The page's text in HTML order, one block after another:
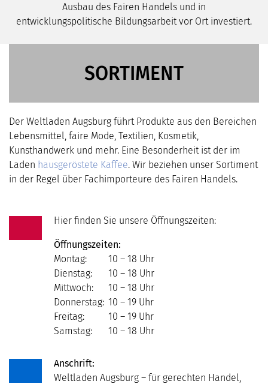
Ausbau des Fairen Handels und in
entwicklungspolitische Bildungsarbeit vor Ort investiert.
SORTIMENT
Der Weltladen Augsburg führt Produkte aus den Bereichen
Lebensmittel, faire Mode, Textilien, Kosmetik,
Kunsthandwerk und mehr. Eine Besonderheit ist der im
Laden hausgeröstete Kaffee. Wir beziehen unser Sortiment
in der Regel über Fachimporteure des Fairen Handels.
Hier finden Sie unsere Öffnungszeiten:
Öffnungszeiten:
Montag:
Dienstag:
Mittwoch:
Donnerstag:
Freitag:
Samstag:
10 – 18 Uhr
10 – 18 Uhr
10 – 18 Uhr
10 – 19 Uhr
10 – 19 Uhr
10 – 18 Uhr
Anschrift:
Weltladen Augsburg – für gerechten Handel,